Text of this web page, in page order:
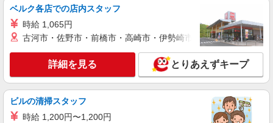
ベルク各店での店内スタッフ
時給 1,065円
古河市・佐野市・前橋市・高崎市・伊勢崎市・太田市・館林市
詳細を見る とりあえずキープ
ビルの清掃スタッフ
時給 1,200円〜1,200円